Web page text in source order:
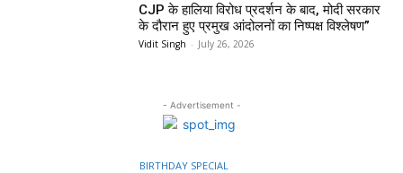
CJP के हालिया विरोध प्रदर्शन के बाद, मोदी सरकार
के दौरान हुए प्रमुख आंदोलनों का निष्पक्ष विश्लेषण”
Vidit Singh - July 26, 2026
- Advertisement -
BIRTHDAY SPECIAL